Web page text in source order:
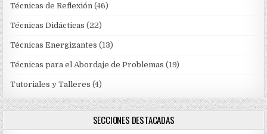
Técnicas de Reflexión (46)
Técnicas Didácticas (22)
Técnicas Energizantes (13)
Técnicas para el Abordaje de Problemas (19)
Tutoriales y Talleres (4)
SECCIONES DESTACADAS